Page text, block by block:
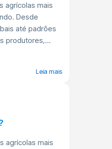
agrícolas mais
Desde
até padrões
produtores,...
Leia mais
agrícolas mais